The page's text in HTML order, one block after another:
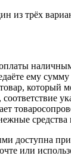
из трёх
ему сумму
который
средства
доступна
или